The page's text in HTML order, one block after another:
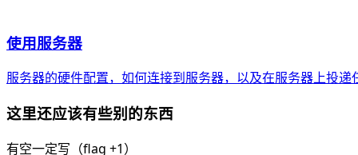
使用服务器
服务器的硬件配置，如何连接到服务器，以及在服务器上投递
这里还应该有些别的东西
有空一定写（flag +1）